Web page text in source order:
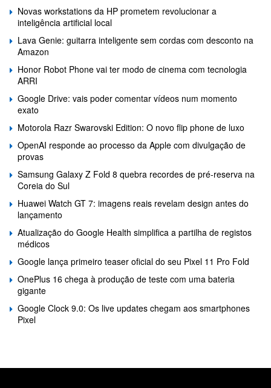
Novas workstations da HP prometem revolucionar a
inteligência artificial local
Lava Genie: guitarra inteligente sem cordas com desconto na
Amazon
Honor Robot Phone vai ter modo de cinema com tecnologia
ARRI
Google Drive: vais poder comentar vídeos num momento
exato
Motorola Razr Swarovski Edition: O novo flip phone de luxo
OpenAI responde ao processo da Apple com divulgação de
provas
Samsung Galaxy Z Fold 8 quebra recordes de pré-reserva na
Coreia do Sul
Huawei Watch GT 7: imagens reais revelam design antes do
lançamento
Atualização do Google Health simplifica a partilha de registos
médicos
Google lança primeiro teaser oficial do seu Pixel 11 Pro Fold
OnePlus 16 chega à produção de teste com uma bateria
gigante
Google Clock 9.0: Os live updates chegam aos smartphones
Pixel